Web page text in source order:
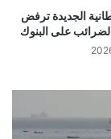
الدول التي
غزة لأن
الجديدة ترفض
على البنوك